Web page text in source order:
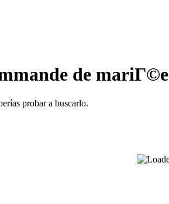
de mariГ©e
probar a buscarlo.